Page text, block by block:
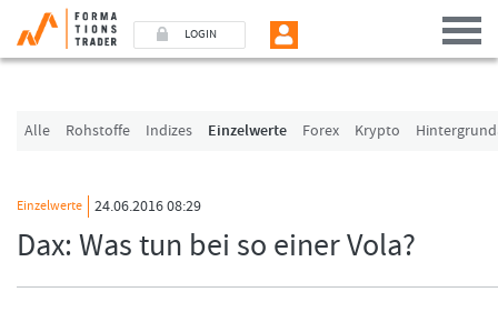
LOGIN
Alle Rohstoffe Indizes Einzelwerte Forex Krypto
Einzelwerte 24.06.2016 08:29
Dax: Was tun bei so einer Vola?
Benutzer (E-Mail-Adresse in Kleinschrift)
Angemeldet bleiben